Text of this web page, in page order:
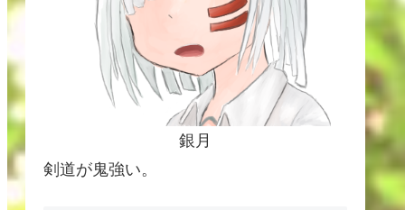
銀月
剣道が鬼強い。